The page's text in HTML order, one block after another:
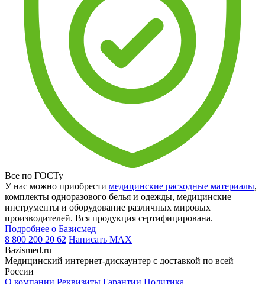
Все по ГОСТу
У нас можно приобрести медицинские расходные материалы,
комплекты одноразового белья и одежды, медицинские
инструменты и оборудование различных мировых
производителей. Вся продукция сертифицирована.
Подробнее о Базисмед
8 800 200 20 62 Написать MAX
Bazismed.ru
Медицинский интернет-дискаунтер с доставкой по всей
России
О компании Реквизиты Гарантии Политика